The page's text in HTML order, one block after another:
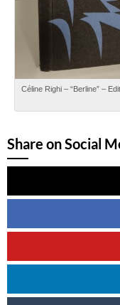
Céline Righi – “Berline” –
Share on Social